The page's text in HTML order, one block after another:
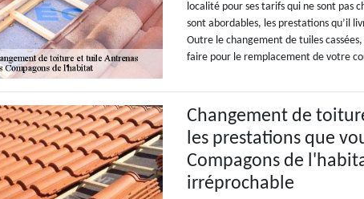
localité pour ses tarifs qui ne sont pas
sont abordables, les prestations qu’il
Outre le changement de tuiles
faire pour le remplacement de votre
Changement de
les prestations que
Compagons de
irréprochable